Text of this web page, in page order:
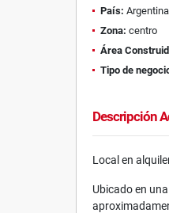
País: Argentina
Zona: centro
Área
Tipo de
Descripción
Local en
Ubicado en